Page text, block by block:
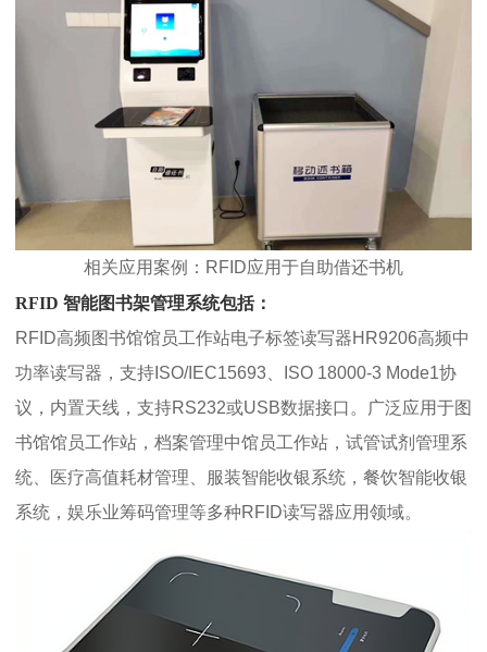
相关应用案例：RFID应用于自助借还书机
RFID 智能图书架管理系统包括：
RFID高频图书馆馆员工作站电子标签读写器HR9206高频中
功率读写器，支持ISO/IEC15693、ISO 18000-3 Mode1协
议，内置天线，支持RS232或USB数据接口。广泛应用于图
书馆馆员工作站，档案管理中馆员工作站，试管试剂管理系
统、医疗高值耗材管理、服装智能收银系统，餐饮智能收银
系统，娱乐业筹码管理等多种RFID读写器应用领域。